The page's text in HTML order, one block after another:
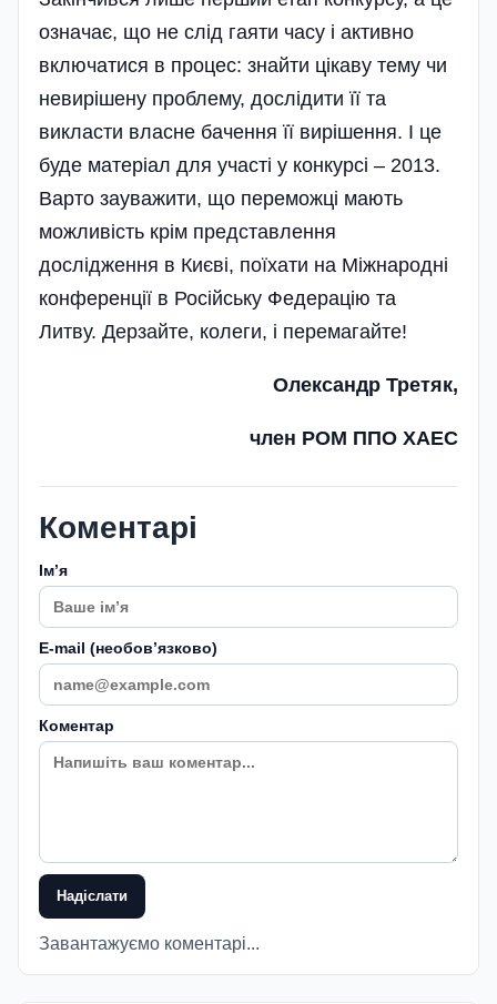
означає, що не слід гаяти часу і активно
включатися в процес: знайти цікаву тему чи
невирішену проблему, дослідити її та
викласти власне бачення її вирішення. І це
буде матеріал для участі у конкурсі – 2013.
Варто зауважити, що переможці мають
можливість крім представлення
дослідження в Києві, поїхати на Міжнародні
конференції в Російську Федерацію та
Литву. Дерзайте, колеги, і перемагайте!
Олександр Третяк,
член РОМ ППО ХАЕС
Коментарі
Імʼя
E-mail (необовʼязково)
Коментар
Надіслати
Завантажуємо коментарі...